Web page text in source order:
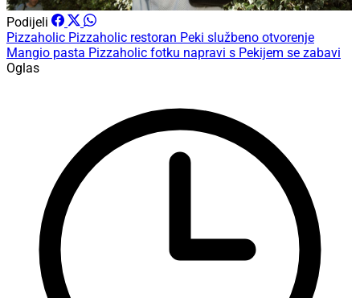
Podijeli
Pizzaholic Pizzaholic restoran Peki službeno otvorenje
Mangio pasta Pizzaholic fotku napravi s Pekijem se zabavi
Oglas